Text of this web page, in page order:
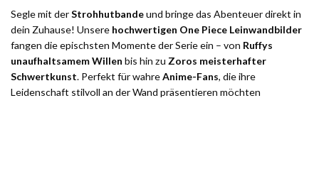
Segle mit derStrohhutbandeund bringe das Abenteuer direkt in
dein Zuhause! Unsere hochwertigen One Piece Leinwandbilder
fangen die epischsten Momente der Serie ein – von Ruffys
unaufhaltsamem Willen bis hin zu Zoros meisterhafter
Schwertkunst. Perfekt für wahreAnime-Fans, die ihre
Leidenschaft stilvoll an der Wand präsentieren möchten